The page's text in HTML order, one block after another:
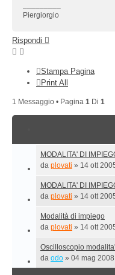
Piergiorgio
Rispondi
Stampa Pagina
Print All
1 Messaggio • Pagina 1 Di 1
MODALITA' DI
da plovati » 14 ott
MODALITA' DI
da plovati » 14 ott
Modalità di impiego
da plovati » 14 ott
Oscilloscopio
da odo » 04 mag